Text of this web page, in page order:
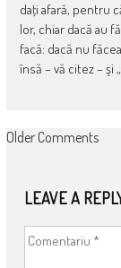
daţi afară, pentru
lor, chiar dacă au
facă: dacă nu
însă – vă citez – şi
COMMENT
Older Comments
LEAVE A